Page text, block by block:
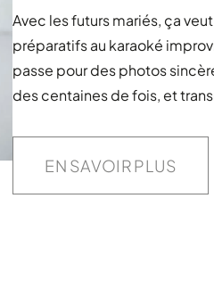
Avec les futurs mariés, ça
préparatifs au karaoké
passe pour des photos
des centaines de fois, et
EN SAVOIR PLUS